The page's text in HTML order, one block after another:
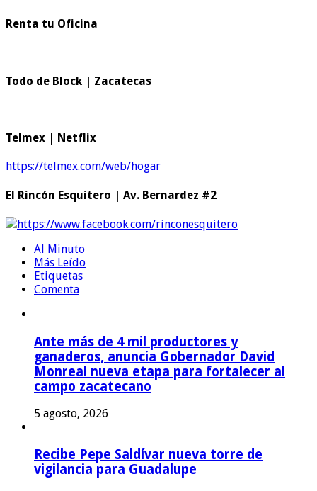
Renta tu Oficina
Todo de Block | Zacatecas
Telmex | Netflix
https://telmex.com/web/hogar
El Rincón Esquitero | Av. Bernardez #2
https://www.facebook.com/rinconesquitero
Al Minuto
Más Leído
Etiquetas
Comenta
Ante más de 4 mil productores y
ganaderos, anuncia Gobernador David
Monreal nueva etapa para fortalecer al
campo zacatecano
5 agosto, 2026
Recibe Pepe Saldívar nueva torre de
vigilancia para Guadalupe